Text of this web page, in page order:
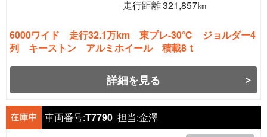
走行距離321,857㎞
6000ワイド 走行32.1万km 東プレ-30℃ ジョルダー4
列 キーストン アルミホイール 積載8ｔ
詳細を見る
車両番号:T7790 担当:金澤